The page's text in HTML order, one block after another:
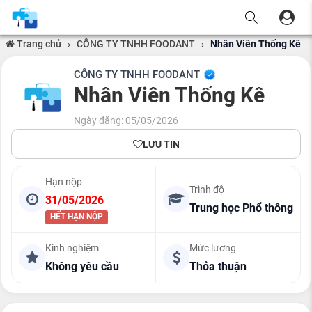
Trang chủ › CÔNG TY TNHH FOODANT › Nhân Viên Thống Kê
CÔNG TY TNHH FOODANT
Nhân Viên Thống Kê
Ngày đăng: 05/05/2026
LƯU TIN
Hạn nộp
31/05/2026
HẾT HẠN NỘP
Trình độ
Trung học Phổ thông
Kinh nghiệm
Không yêu cầu
Mức lương
Thỏa thuận